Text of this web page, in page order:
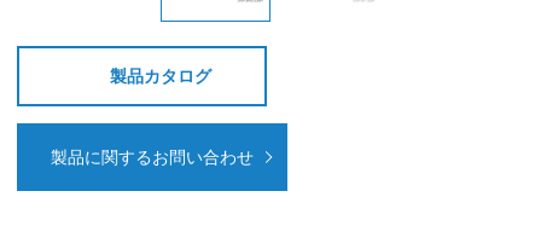
製品カタログ
製品に関するお問い合わせ